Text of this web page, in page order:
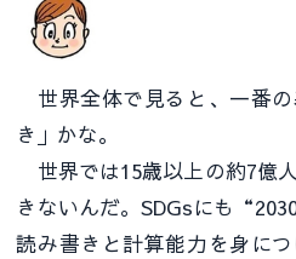
世界全体で見ると、一番
き」かな。
世界では15歳以上の約7億
きないんだ。SDGsにも
読み書きと計算能力を身に